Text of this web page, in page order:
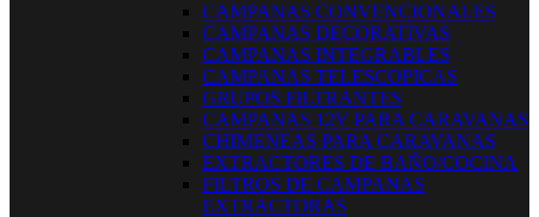
CAMPANAS CONVENCIONALES
CAMPANAS DECORATIVAS
CAMPANAS INTEGRABLES
CAMPANAS TELESCOPICAS
GRUPOS FILTRANTES
CAMPANAS 12V PARA CARAVANAS
CHIMENEAS PARA CARAVANAS
EXTRACTORES DE BAÑO/COCINA
FILTROS DE CAMPANAS
EXTRACTORAS